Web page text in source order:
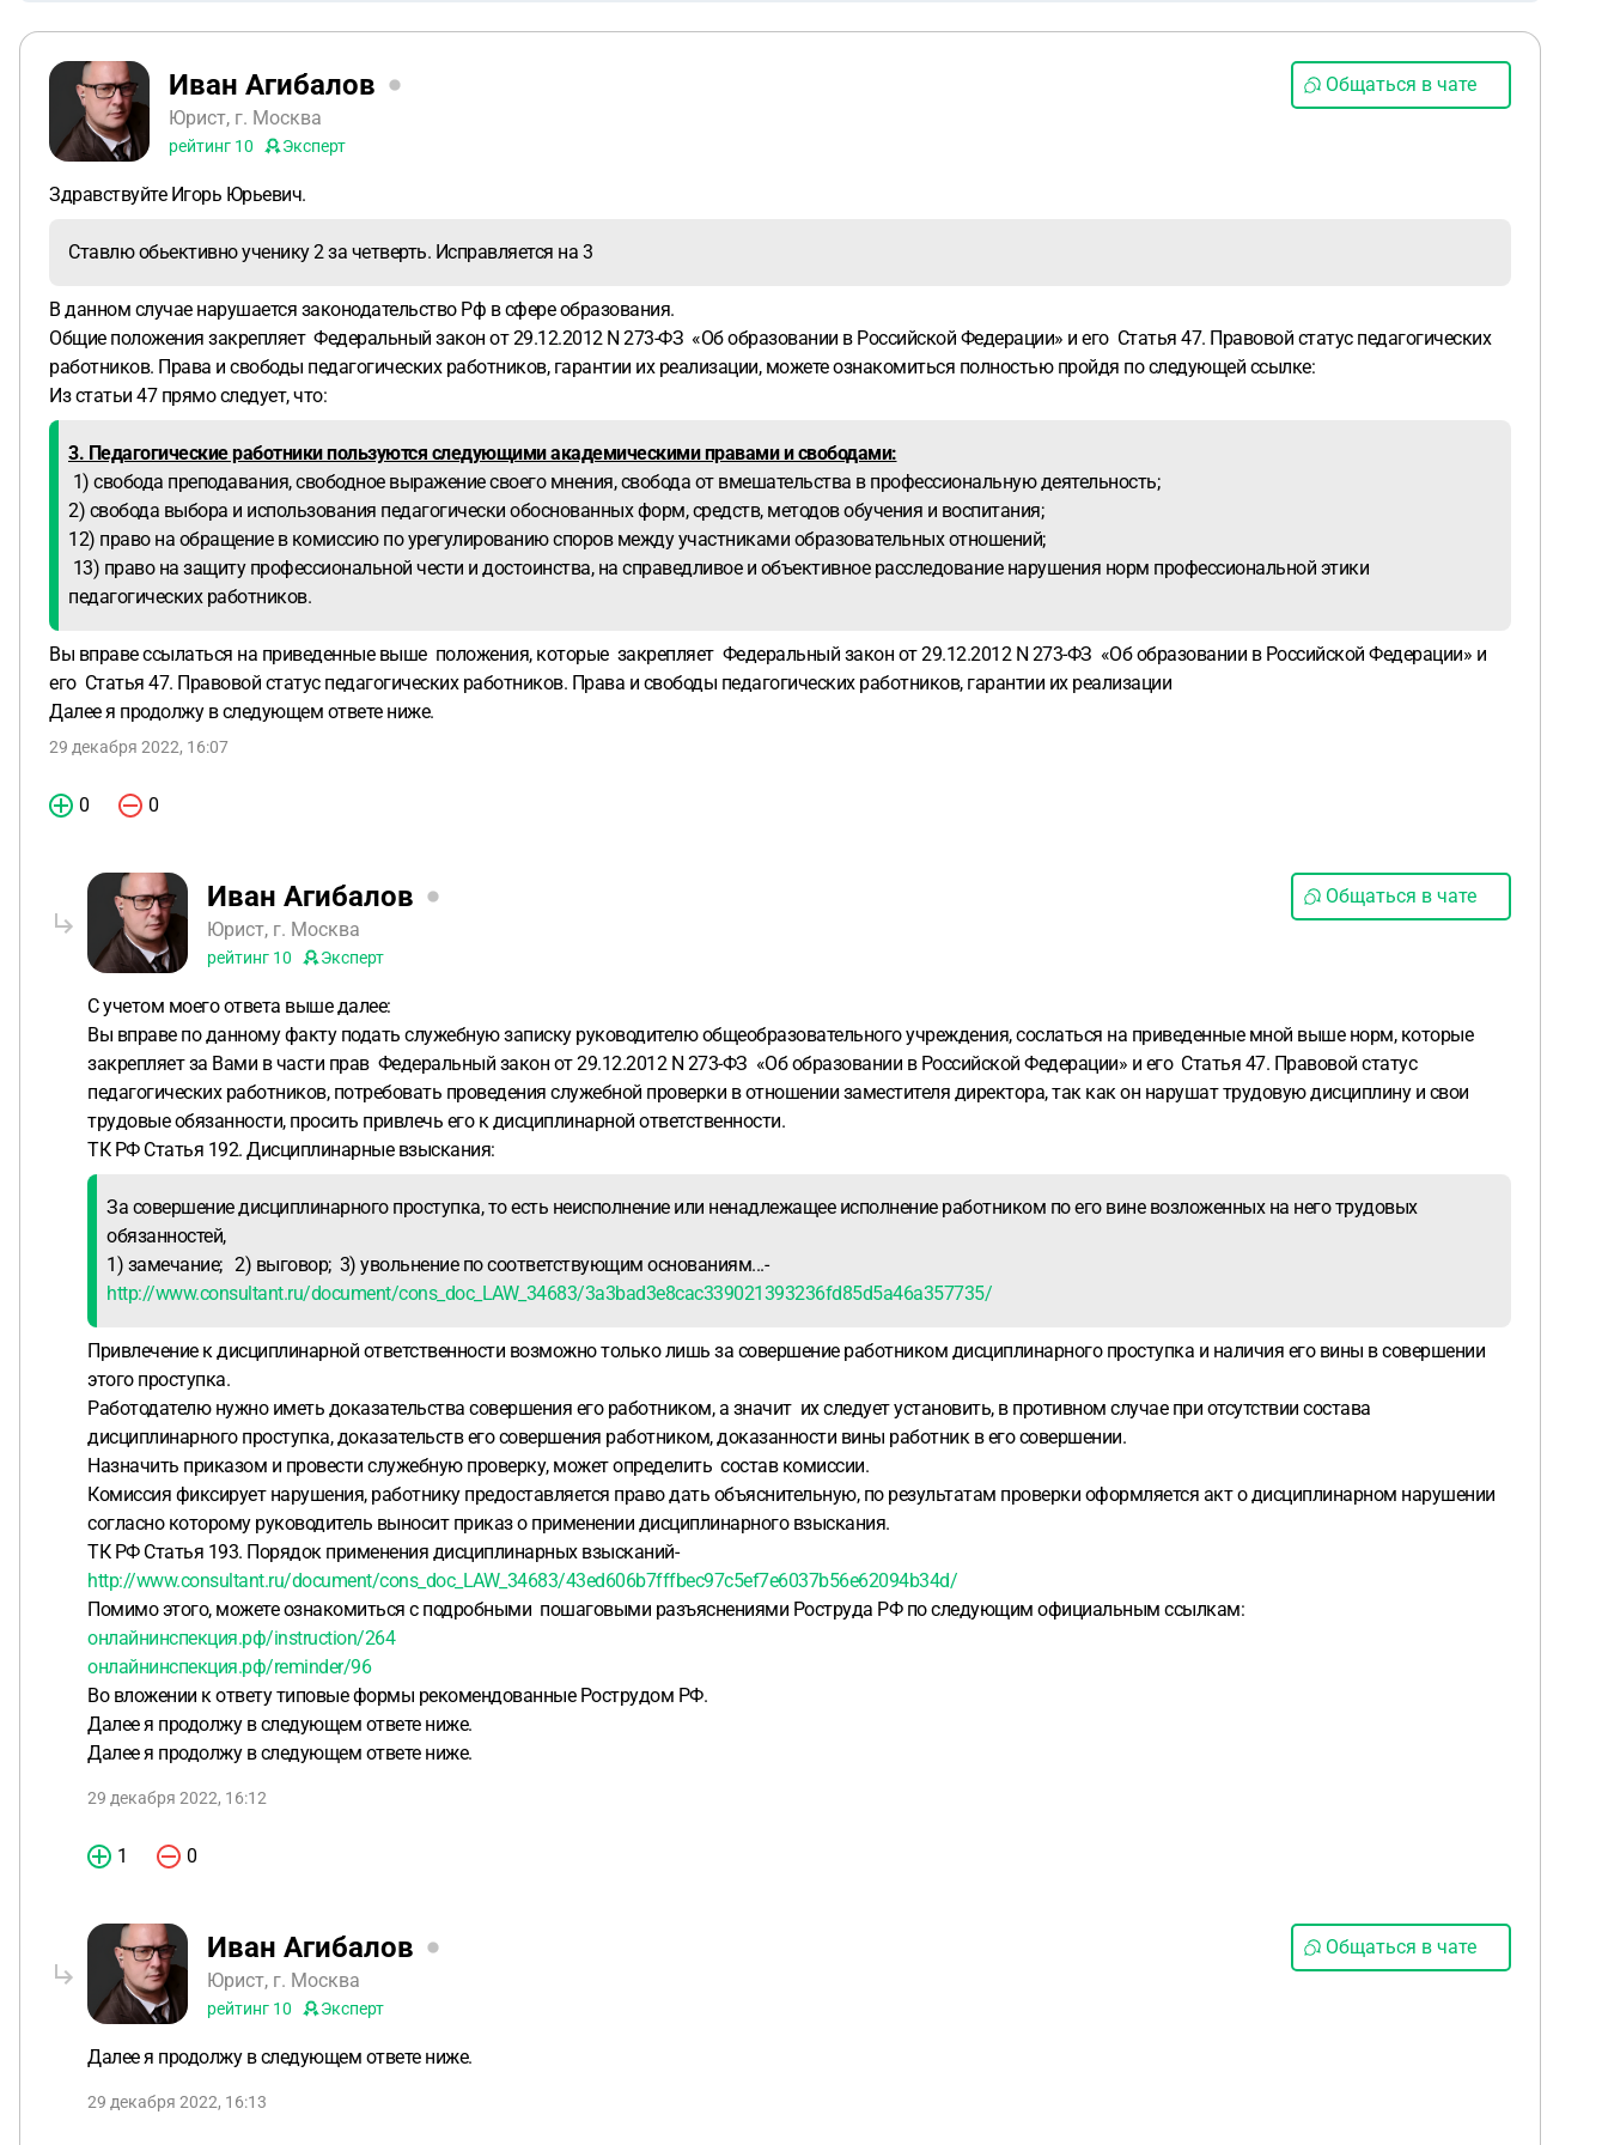
Иван Агибалов
Юрист, г. Москва
рейтинг 10 Эксперт
Общаться в чате
Здравствуйте Игорь Юрьевич.
Ставлю обьективно ученику 2 за четверть. Исправляется на 3
В данном случае нарушается законодательство Рф в сфере образования.
Общие положения закрепляет Федеральный закон от 29.12.2012 N 273-ФЗ «Об образовании в Российской Федерации» и его Статья 47. Правовой статус педагогических
работников. Права и свободы педагогических работников, гарантии их реализации, можете ознакомиться полностью пройдя по следующей ссылке:
Из статьи 47 прямо следует, что:
3. Педагогические работники пользуются следующими академическими правами и свободами:
1) свобода преподавания, свободное выражение своего мнения, свобода от вмешательства в профессиональную деятельность;
2) свобода выбора и использования педагогически обоснованных форм, средств, методов обучения и воспитания;
12) право на обращение в комиссию по урегулированию споров между участниками образовательных отношений;
13) право на защиту профессиональной чести и достоинства, на справедливое и объективное расследование нарушения норм профессиональной этики
педагогических работников.
Вы вправе ссылаться на приведенные выше положения, которые закрепляет Федеральный закон от 29.12.2012 N 273-ФЗ «Об образовании в Российской Федерации» и
его Статья 47. Правовой статус педагогических работников. Права и свободы педагогических работников, гарантии их реализации
Далее я продолжу в следующем ответе ниже.
29 декабря 2022, 16:07
0 0
Иван Агибалов
Юрист, г. Москва
рейтинг 10 Эксперт
Общаться в чате
С учетом моего ответа выше далее:
Вы вправе по данному факту подать служебную записку руководителю общеобразовательного учреждения, сослаться на приведенные мной выше норм, которые
закрепляет за Вами в части прав Федеральный закон от 29.12.2012 N 273-ФЗ «Об образовании в Российской Федерации» и его Статья 47. Правовой статус
педагогических работников, потребовать проведения служебной проверки в отношении заместителя директора, так как он нарушат трудовую дисциплину и свои
трудовые обязанности, просить привлечь его к дисциплинарной ответственности.
ТК РФ Статья 192. Дисциплинарные взыскания:
За совершение дисциплинарного проступка, то есть неисполнение или ненадлежащее исполнение работником по его вине возложенных на него трудовых
обязанностей,
1) замечание; 2) выговор; 3) увольнение по соответствующим основаниям...-
http://www.consultant.ru/document/cons_doc_LAW_34683/3a3bad3e8cac339021393236fd85d5a46a357735/
Привлечение к дисциплинарной ответственности возможно только лишь за совершение работником дисциплинарного проступка и наличия его вины в совершении
этого проступка.
Работодателю нужно иметь доказательства совершения его работником, а значит их следует установить, в противном случае при отсутствии состава
дисциплинарного проступка, доказательств его совершения работником, доказанности вины работник в его совершении.
Назначить приказом и провести служебную проверку, может определить состав комиссии.
Комиссия фиксирует нарушения, работнику предоставляется право дать объяснительную, по результатам проверки оформляется акт о дисциплинарном нарушении
согласно которому руководитель выносит приказ о применении дисциплинарного взыскания.
ТК РФ Статья 193. Порядок применения дисциплинарных взысканий-
http://www.consultant.ru/document/cons_doc_LAW_34683/43ed606b7fffbec97c5ef7e6037b56e62094b34d/
Помимо этого, можете ознакомиться с подробными пошаговыми разъяснениями Роструда РФ по следующим официальным ссылкам:
онлайнинспекция.рф/instruction/264
онлайнинспекция.рф/reminder/96
Во вложении к ответу типовые формы рекомендованные Рострудом РФ.
Далее я продолжу в следующем ответе ниже.
Далее я продолжу в следующем ответе ниже.
29 декабря 2022, 16:12
1 0
Иван Агибалов
Юрист, г. Москва
рейтинг 10 Эксперт
Общаться в чате
Далее я продолжу в следующем ответе ниже.
29 декабря 2022, 16:13